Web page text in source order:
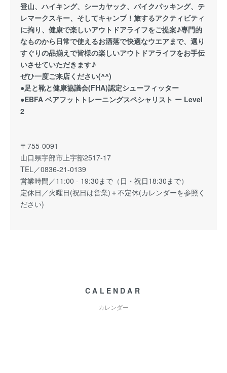
登山、ハイキング、シーカヤック、バイクパッキング、テ
レマークスキー、そしてキャンプ！旅するアクティビティ
に拘り、健康で楽しいアウトドアライフをご提案♪専門的
なものから日常で使えるお洒落で快適なウエアまで、選り
すぐりの品揃えで皆様の楽しいアウトドアライフをお手伝
いさせていただきます♪
ぜひ一度ご来店ください(^^)
●足と靴と健康協議会(FHA)認定シューフィッター
●EBFA ベアフットトレーニングスペシャリスト ー Level
2
〒755-0091
山口県宇部市上宇部2517-17
TEL／0836-21-0139
営業時間／11:00 - 19:30まで（日・祝日18:30まで）
定休日／火曜日(祝日は営業)＋不定休(カレンダーを参照く
ださい)
CALENDAR
カレンダー